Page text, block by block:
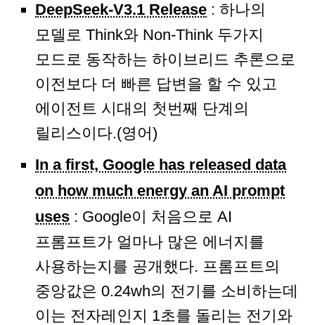
DeepSeek-V3.1 Release : 하나의
모델로 Think와 Non-Think 두가지
모드로 동작하는 하이브리드 추론으로
이전보다 더 빠른 답변을 할 수 있고
에이전트 시대의 첫번째 단계의
릴리스이다.(영어)
In a first, Google has released data
on how much energy an AI prompt
uses : Google이 처음으로 AI
프롬프트가 얼마나 많은 에너지를
사용하는지를 공개했다. 프롬프트의
중앙값은 0.24wh의 전기를 소비하는데
이는 전자레인지 1초를 돌리는 전기와